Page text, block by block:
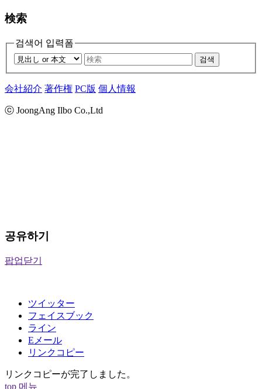
検索
검색어 입력폼
검색
会社紹介 著作権 PC版 個人情報
ⓒ JoongAng Ilbo Co.,Ltd
공유하기
팝업닫기
ツイッター
フェイスブック
ライン
Eメール
リンクコピー
リンクコピーが完了しました。
top 메뉴